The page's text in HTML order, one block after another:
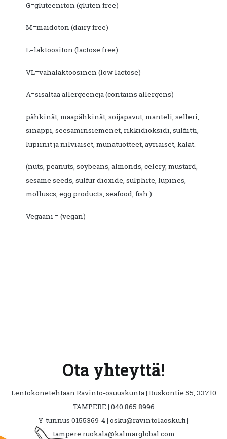
G=gluteeniton (gluten free)
M=maidoton (dairy free)
L=laktoositon (lactose free)
VL=vähälaktoosinen (low lactose)
A=sisältää allergeenejä (contains allergens)
pähkinät, maapähkinät, soijapavut, manteli, selleri,
sinappi, seesaminsiemenet, rikkidioksidi, sulfiitti,
lupiinit ja nilviäiset, munatuotteet, äyriäiset, kalat.
(nuts, peanuts, soybeans, almonds, celery, mustard,
sesame seeds, sulfur dioxide, sulphite, lupines,
molluscs, egg products, seafood, fish.)
Vegaani = (vegan)
Ota yhteyttä!
Lentokonetehtaan Ravinto-osuuskunta | Ruskontie 55, 33710
TAMPERE | 040 865 8996
Y-tunnus 0155369-4 | osku@ravintolaosku.fi |
tampere.ruokala@kalmarglobal.com